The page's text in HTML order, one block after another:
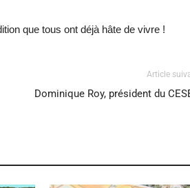
que tous ont déjà hâte de vivre !
Article
Dominique Roy, président du